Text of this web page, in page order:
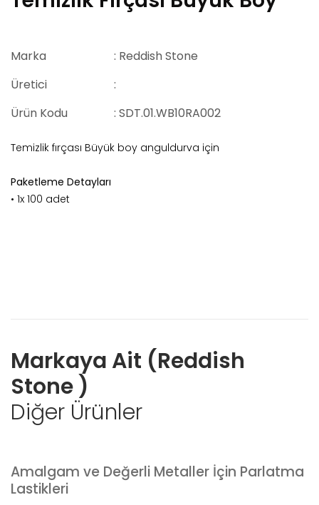
Marka
: Reddish Stone
Üretici
:
Ürün Kodu
: SDT.01.WB10RA002
Temizlik fırçası Büyük boy anguldurva için
Paketleme Detayları
• 1x 100 adet
Markaya Ait (Reddish
Stone )
Diğer Ürünler
Amalgam ve Değerli Metaller İçin Parlatma
Lastikleri